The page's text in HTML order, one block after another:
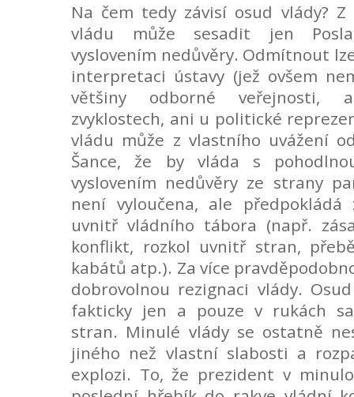
Na čem tedy závisí osud vlády? Z
vládu může sesadit jen
vyslovením nedůvěry. Odmítnout
interpretaci ústavy (jež ovšem
většiny odborné veřejnosti,
zvyklostech, ani u politické
vládu může z vlastního uvážení
Šance, že by vláda s
vyslovením nedůvěry ze strany
není vyloučena, ale předpokládá
uvnitř vládního tábora (např.
konflikt, rozkol uvnitř stran,
kabátů atp.). Za více
dobrovolnou rezignaci vlády.
fakticky jen a pouze v rukách
stran. Minulé vlády se ostatně
jiného než vlastní slabosti a
explozi. To, že prezident v